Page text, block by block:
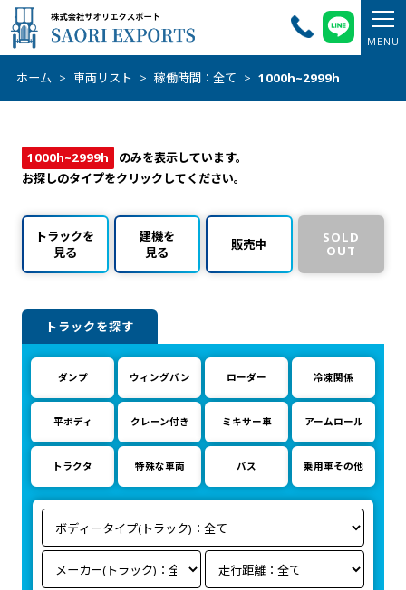
ホーム > 車両リスト > 稼働時間：全て > 1000h~2999h
1000h~2999h
のみを表示しています。
お探しのタイプをクリックしてください。
トラックを
見る
建機を
見る
販売中
SOLD
OUT
トラックを探す
ダンプ ウィングバン ローダー 冷凍関係
平ボディ クレーン付き ミキサー車 アームロール
トラクタ 特殊な車両 バス 乗用車その他